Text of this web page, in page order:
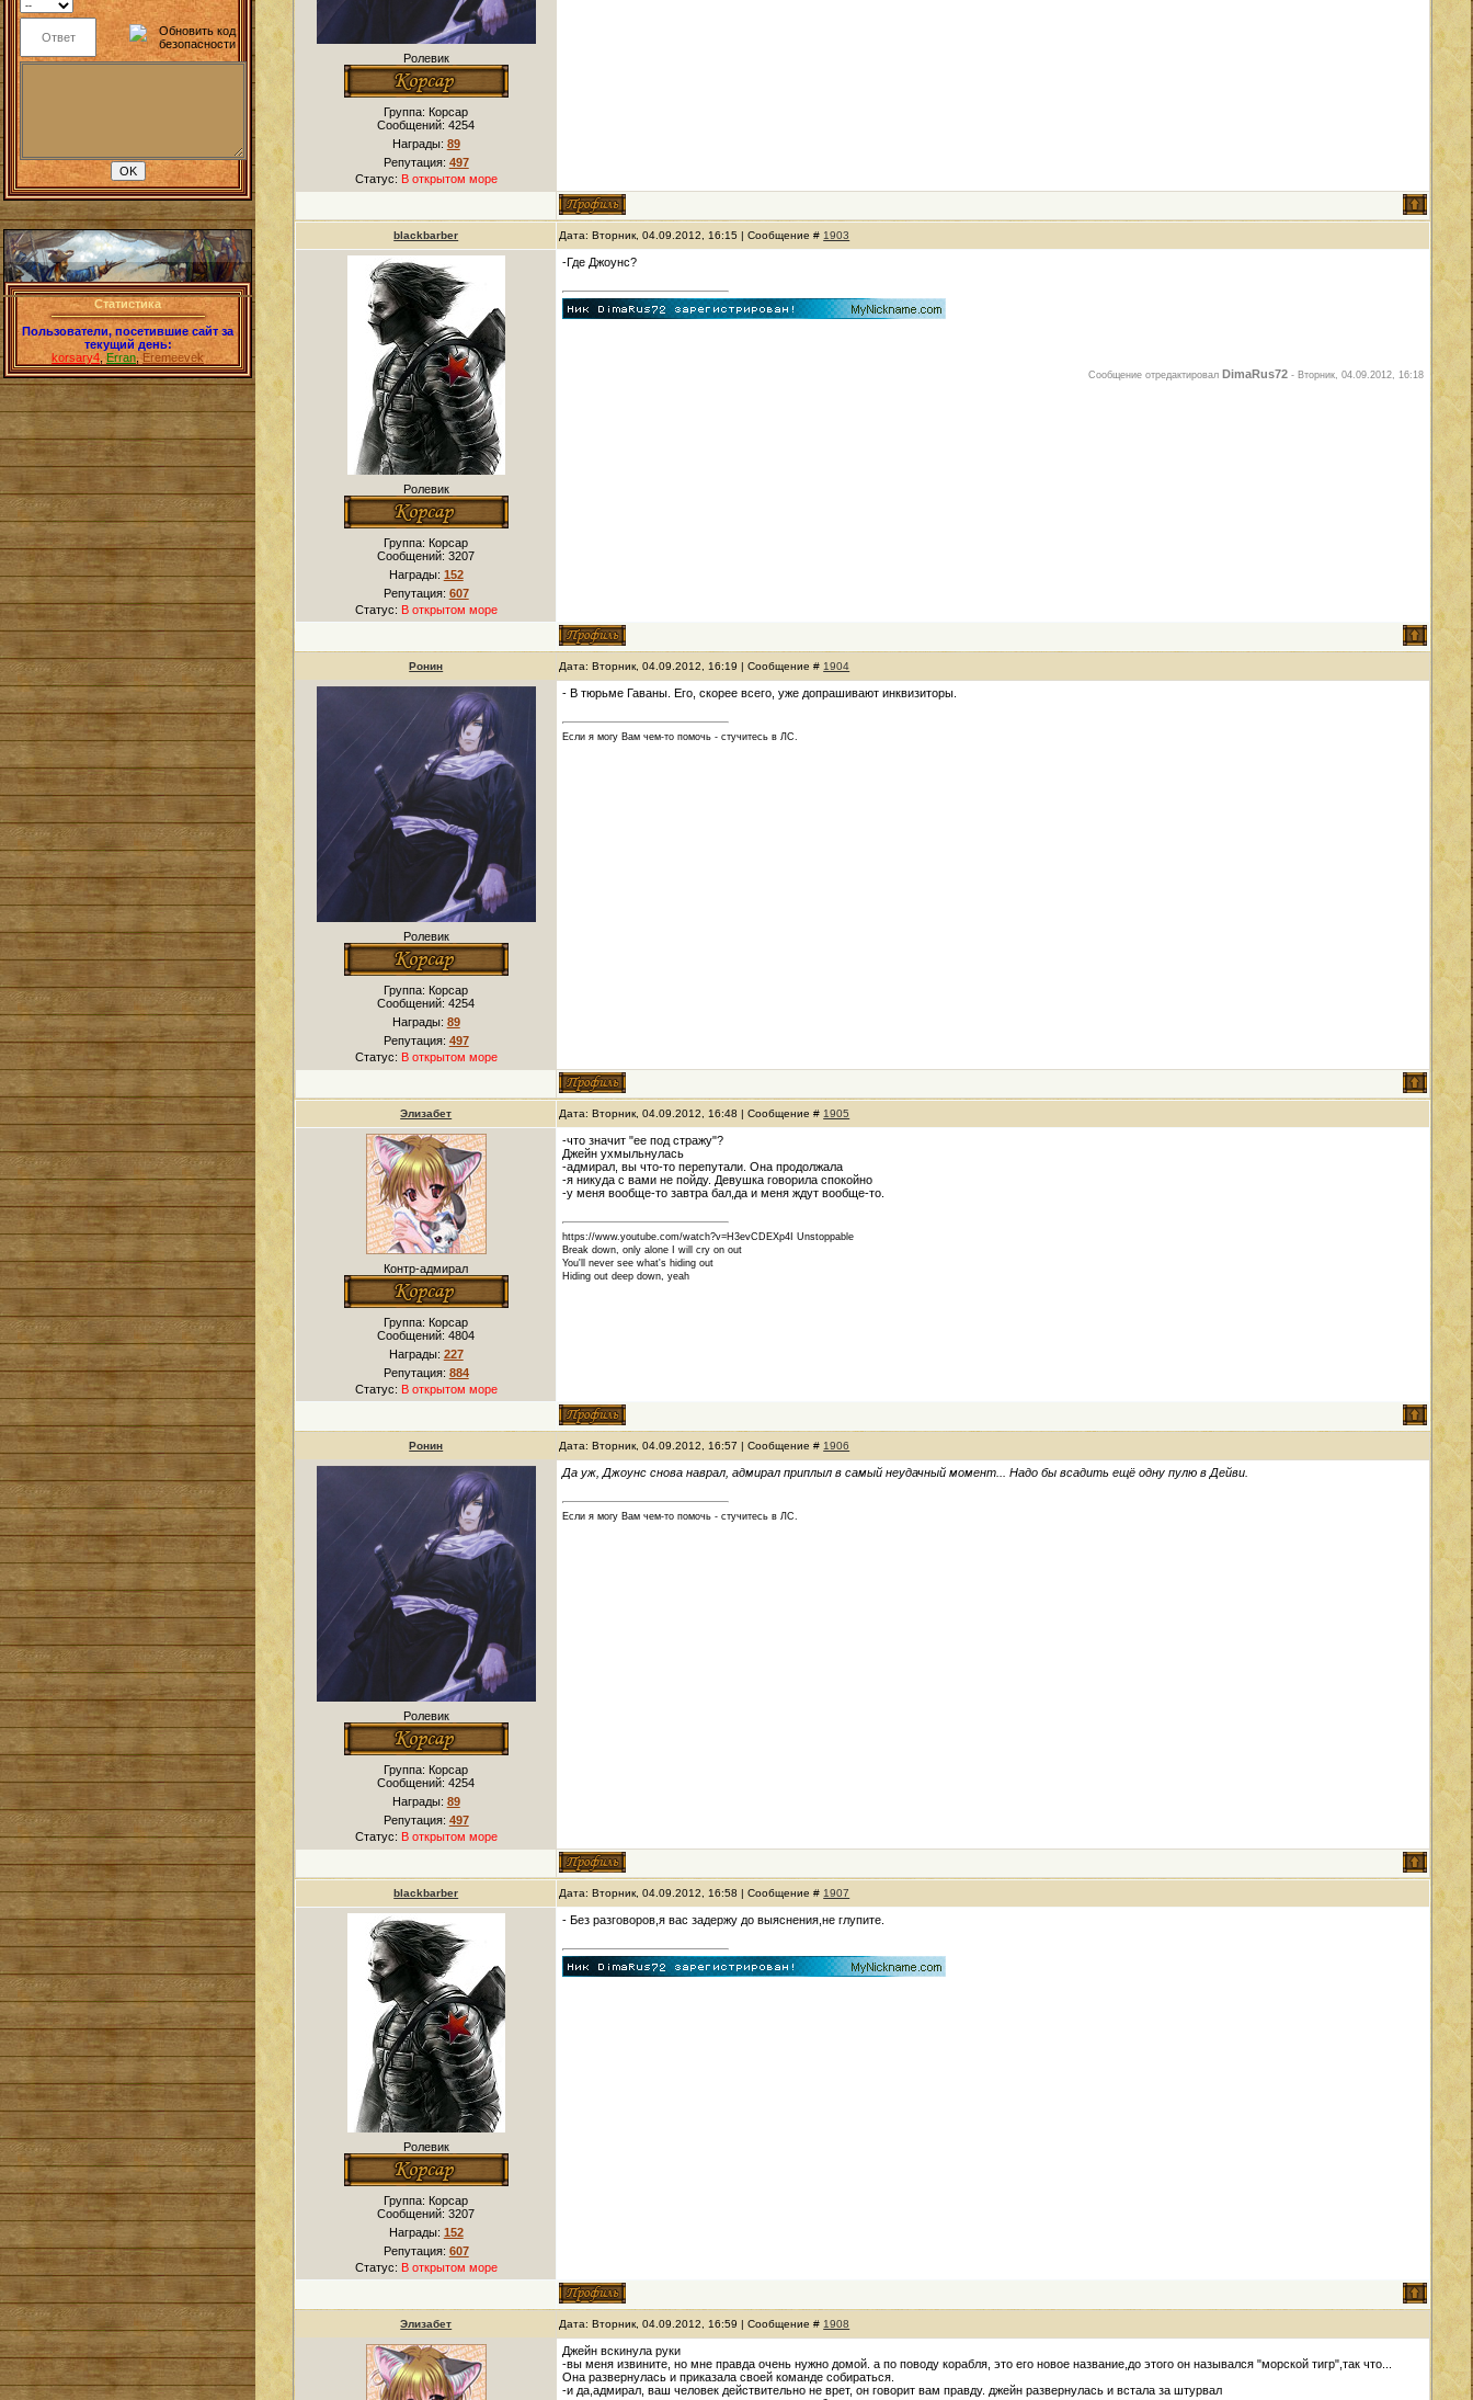
Статистика
Пользователи, посетившие сайт за
текущий день:
korsary4 ,Erran,Eremeevek
Ролевик
Группа: Корсар
Сообщений:4254
Награды: 89
Репутация: 497
Статус: В открытом море
blackbarber Дата: Вторник, 04.09.2012, 16:15 | Сообщение # 1903
Ролевик
Группа: Корсар
Сообщений:3207
Награды: 152
Репутация: 607
Статус: В открытом море
-Где Джоунс?
Сообщение отредактировал DimaRus72 - Вторник, 04.09.2012, 16:18
Ронин Дата: Вторник, 04.09.2012, 16:19 | Сообщение # 1904
Ролевик
Группа: Корсар
Сообщений:4254
Награды: 89
Репутация: 497
Статус: В открытом море
- В тюрьме Гаваны. Его, скорее всего, уже допрашивают инквизиторы.
Если я могу Вам чем-то помочь - стучитесь в ЛС.
Элизабет Дата: Вторник, 04.09.2012, 16:48 | Сообщение # 1905
Контр-адмирал
Группа: Корсар
Сообщений:4804
Награды: 227
Репутация: 884
Статус: В открытом море
-что значит "ее под стражу"?
Джейн ухмыльнулась
-адмирал, вы что-то перепутали. Она продолжала
-я никуда с вами не пойду. Девушка говорила спокойно
-у меня вообще-то завтра бал,да и меня ждут вообще-то.
https://www.youtube.com/watch?v=H3evCDEXp4I Unstoppable
Break down, only alone I will cry on out
You'll never see what's hiding out
Hiding out deep down, yeah
Ронин Дата: Вторник, 04.09.2012, 16:57 | Сообщение # 1906
Ролевик
Группа: Корсар
Сообщений:4254
Награды: 89
Репутация: 497
Статус: В открытом море
Да уж, Джоунс снова наврал, адмирал приплыл в самый неудачный момент... Надо бы всадить ещё одну пулю в Дейви.
Если я могу Вам чем-то помочь - стучитесь в ЛС.
blackbarber Дата: Вторник, 04.09.2012, 16:58 | Сообщение # 1907
Ролевик
Группа: Корсар
Сообщений:3207
Награды: 152
Репутация: 607
Статус: В открытом море
- Без разговоров,я вас задержу до выяснения,не глупите.
Элизабет Дата: Вторник, 04.09.2012, 16:59 | Сообщение # 1908
Джейн вскинула руки
-вы меня извините, но мне правда очень нужно домой. а по поводу корабля, это его новое название,до этого он назывался "морской тигр",так что...
Она развернулась и приказала своей команде собираться.
-и да,адмирал, ваш человек действительно не врет, он говорит вам правду. джейн развернулась и встала за штурвал